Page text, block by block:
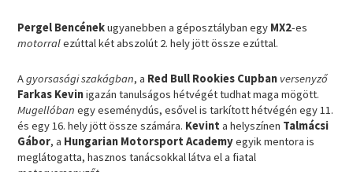
Pergel Bencénekugyanebben a géposztályban egy MX2-es
motorralezúttal két abszolút 2. hely jött össze ezúttal.
Agyorsasági szakágban, a Red Bull Rookies Cupban versenyző
Farkas Kevinigazán tanulságos hétvégét tudhat maga mögött.
Mugellóbanegy eseménydús, esővel is tarkított hétvégén egy 11.
és egy 16. hely jött össze számára. Kevinta helyszínen Talmácsi
Gábor, a Hungarian Motorsport Academyegyik mentora is
meglátogatta, hasznos tanácsokkal látva el a fiatal